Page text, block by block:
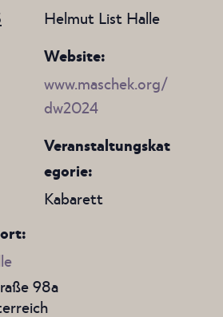
Helmut List Halle
Website:
www.maschek.org/
dw2024
Veranstaltungskat
egorie:
Kabarett
98a